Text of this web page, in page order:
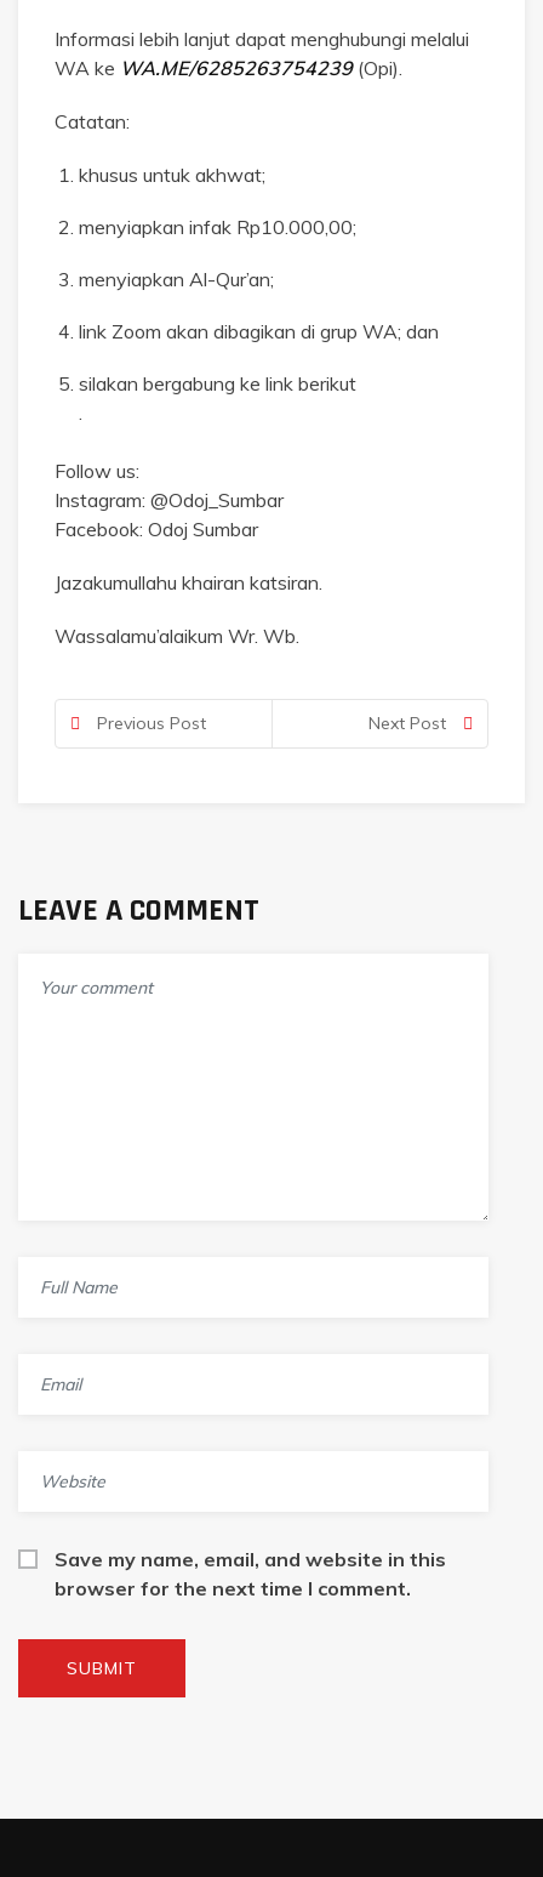
Informasi lebih lanjut dapat menghubungi melalui
WA ke WA.ME/6285263754239(Opi).
Catatan:
khusus untuk akhwat;
menyiapkan infak Rp10.000,00;
menyiapkan Al-Qur’an;
link Zoom akan dibagikan di grup WA; dan
silakan bergabung ke link berikut
Follow us:
Instagram: @Odoj_Sumbar
Facebook: Odoj Sumbar
Jazakumullahu khairan katsiran.
Wassalamu’alaikum Wr. Wb.
Previous Post Next Post
LEAVE A COMMENT
Save my name, email, and website in this
browser for the next time I comment.